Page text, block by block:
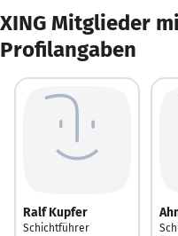
XING Mitglieder
Profilangaben
Ralf Kupfer
Schichtführer